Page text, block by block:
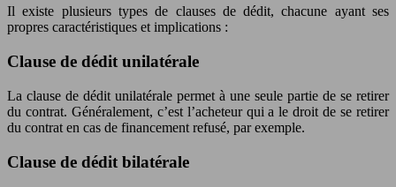
Il existe plusieurs types de clauses de dédit, chacune ayant ses
propres caractéristiques et implications :
Clause de dédit unilatérale
La clause de dédit unilatérale permet à une seule partie de se retirer
du contrat. Généralement, c’est l’acheteur qui a le droit de se retirer
du contrat en cas de financement refusé, par exemple.
Clause de dédit bilatérale